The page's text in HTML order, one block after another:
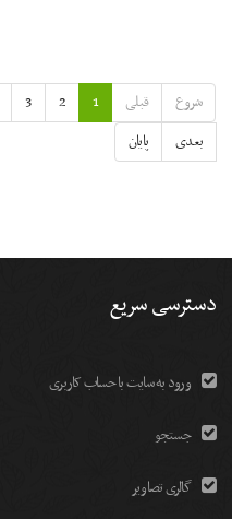
شروع قبلی 1
2
3
بعدی
پایان
دسترسی سریع
ورود به سایت با حساب کاربری
جستجو
گالری تصاویر